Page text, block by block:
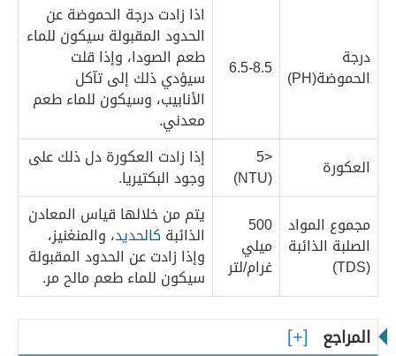
درجة
الحموضة(PH) 6.5-8.5
اذا زادت درجة الحموضة عن
الحدود المقبولة سيكون للماء
طعم الصودا، وإذا قلت
سيؤدي ذلك إلى تآكل
الأنابيب، وسيكون للماء طعم
معدني.
العكورة
<5
(NTU)
إذا زادت العكورة دل ذلك على
وجود البكتيريا.
مجموع المواد
الصلبة الذائبة
(TDS)
500
ميلي
غرام/لتر
يتم من خلالها قياس المعادن
الذائبة كالحديد، والمنغنيز،
وإذا زادت عن الحدود المقبولة
سيكون للماء طعم مالح مر.
المراجع